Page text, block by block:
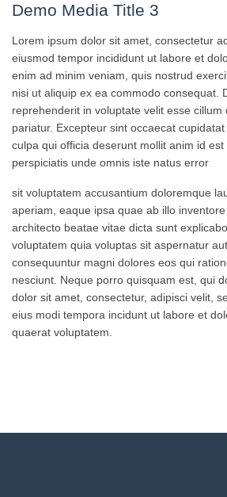
Demo Media Title 3
Lorem ipsum dolor sit amet, consectetur
eiusmod tempor incididunt ut labore et
enim ad minim veniam, quis nostrud
nisi ut aliquip ex ea commodo consequat.
reprehenderit in voluptate velit esse cillum
pariatur. Excepteur sint occaecat
culpa qui officia deserunt mollit anim id
perspiciatis unde omnis iste natus error
sit voluptatem accusantium doloremque
aperiam, eaque ipsa quae ab illo
architecto beatae vitae dicta sunt
voluptatem quia voluptas sit aspernatur
consequuntur magni dolores eos qui
nesciunt. Neque porro quisquam est, qui
dolor sit amet, consectetur, adipisci velit,
eius modi tempora incidunt ut labore et
quaerat voluptatem.